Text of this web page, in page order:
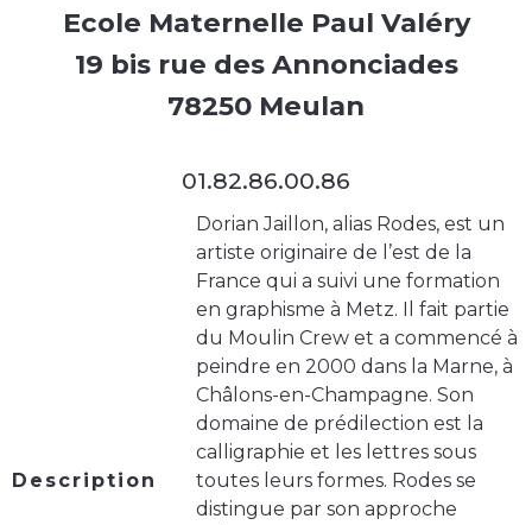
Ecole Maternelle Paul Valéry
19 bis rue des Annonciades
78250 Meulan
01.82.86.00.86
Description
Dorian Jaillon, alias Rodes, est un
artiste originaire de l’est de la
France qui a suivi une formation
en graphisme à Metz. Il fait partie
du Moulin Crew et a commencé à
peindre en 2000 dans la Marne, à
Châlons-en-Champagne. Son
domaine de prédilection est la
calligraphie et les lettres sous
toutes leurs formes. Rodes se
distingue par son approche